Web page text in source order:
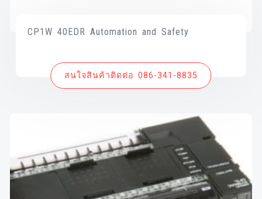
CP1W 40EDR Automation and Safety
สนใจสินค้าติดต่อ 086-341-8835